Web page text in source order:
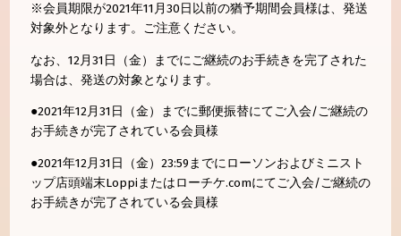
※会員期限が2021年11月30日以前の猶予期間会員様は、発送
対象外となり ます。ご注意ください。
なお、12月31日（金）までにご継続のお手続きを完了された
場合は、発送の対象となります。
●2021年12月31日（金）までに郵便振替にてご入会/ご継続の
お手続きが完了されている会員様
●2021年12月31日（金）23:59までにローソンおよびミニスト
ップ店頭端末Loppiまたはローチケ.comにてご入会/ご継続の
お手続きが完了されている会員様